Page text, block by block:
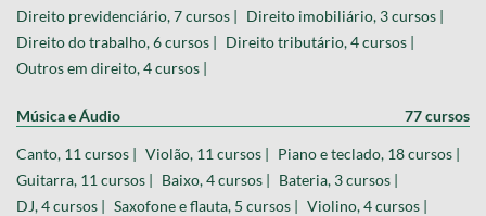
Direito previdenciário, 7 cursos | Direito imobiliário, 3 cursos |
Direito do trabalho, 6 cursos | Direito tributário, 4 cursos |
Outros em direito, 4 cursos |
Música e Áudio 77 cursos
Canto, 11 cursos | Violão, 11 cursos | Piano e teclado, 18 cursos |
Guitarra, 11 cursos | Baixo, 4 cursos | Bateria, 3 cursos |
DJ, 4 cursos | Saxofone e flauta, 5 cursos | Violino, 4 cursos |